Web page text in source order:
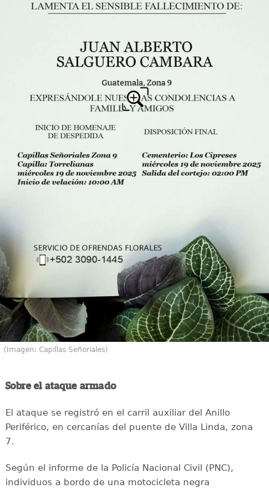
(Imagen: Capillas Señoriales)
Sobre el ataque armado
El ataque se registró en el carril auxiliar del Anillo
Periférico, en cercanías del puente de Villa Linda, zona
7.
Según el informe de la Policía Nacional Civil (PNC),
individuos a bordo de una motocicleta negra